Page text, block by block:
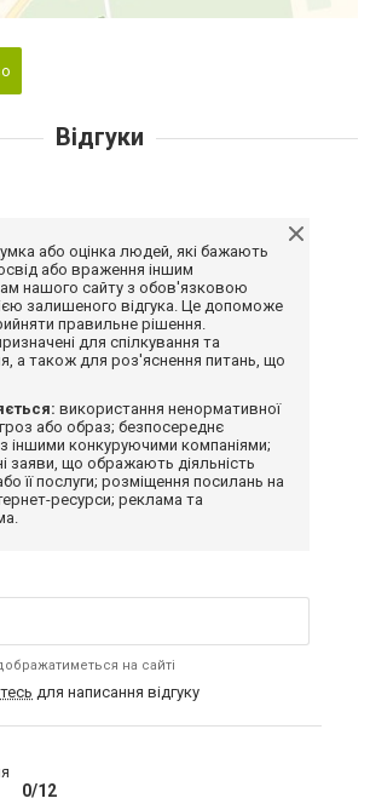
Відгуки
або оцінка людей, які бажають
або враження іншим
нашого сайту з обов'язковою
залишеного відгука. Це допоможе
правильне рішення.
для спілкування та
а також для роз'яснення питань, що
використання ненормативної
або образ; безпосереднє
іншими конкуруючими компаніями;
заяви, що ображають діяльність
її послуги; розміщення посилань на
ресурси; реклама та
на сайті
для написання відгуку
0/12